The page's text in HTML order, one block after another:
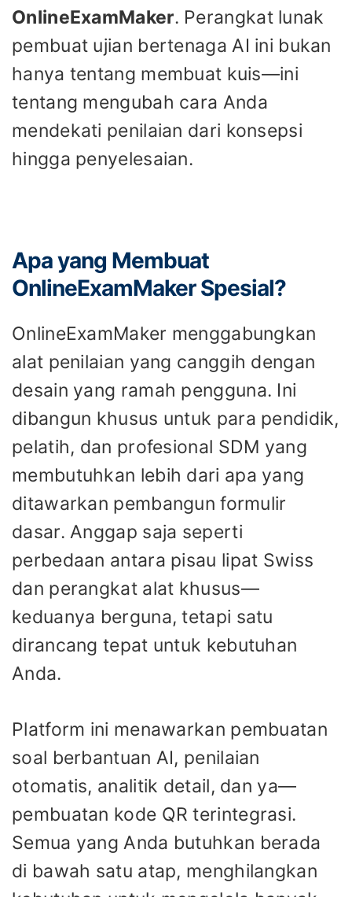
OnlineExamMaker. Perangkat lunak
pembuat ujian bertenaga AI ini bukan
hanya tentang membuat kuis—ini
tentang mengubah cara Anda
mendekati penilaian dari konsepsi
hingga penyelesaian.
Apa yang Membuat
OnlineExamMaker Spesial?
OnlineExamMaker menggabungkan
alat penilaian yang canggih dengan
desain yang ramah pengguna. Ini
dibangun khusus untuk para pendidik,
pelatih, dan profesional SDM yang
membutuhkan lebih dari apa yang
ditawarkan pembangun formulir
dasar. Anggap saja seperti
perbedaan antara pisau lipat Swiss
dan perangkat alat khusus—
keduanya berguna, tetapi satu
dirancang tepat untuk kebutuhan
Anda.
Platform ini menawarkan pembuatan
soal berbantuan AI, penilaian
otomatis, analitik detail, dan ya—
pembuatan kode QR terintegrasi.
Semua yang Anda butuhkan berada
di bawah satu atap, menghilangkan